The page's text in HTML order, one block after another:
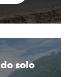
solo